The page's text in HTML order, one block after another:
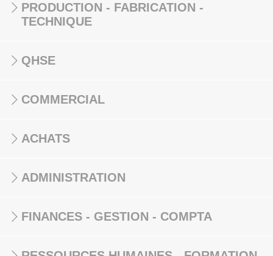
PRODUCTION - FABRICATION -
TECHNIQUE
QHSE
COMMERCIAL
ACHATS
ADMINISTRATION
FINANCES - GESTION - COMPTA